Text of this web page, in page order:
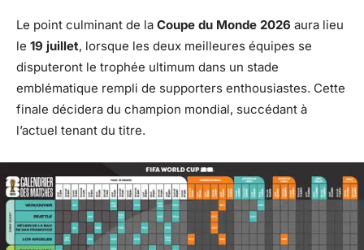
Le point culminant de la Coupe du Monde 2026 aura lieu
le 19 juillet, lorsque les deux meilleures équipes se
disputeront le trophée ultimum dans un stade
emblématique rempli de supporters enthousiastes. Cette
finale décidera du champion mondial, succédant à
l’actuel tenant du titre.